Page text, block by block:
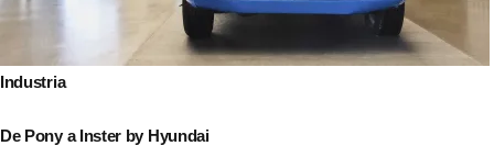
Industria
De Pony a Inster by Hyundai